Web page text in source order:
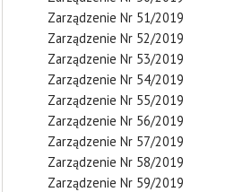
Zarządzenie Nr 51/2019
Zarządzenie Nr 52/2019
Zarządzenie Nr 53/2019
Zarządzenie Nr 54/2019
Zarządzenie Nr 55/2019
Zarządzenie Nr 56/2019
Zarządzenie Nr 57/2019
Zarządzenie Nr 58/2019
Zarządzenie Nr 59/2019